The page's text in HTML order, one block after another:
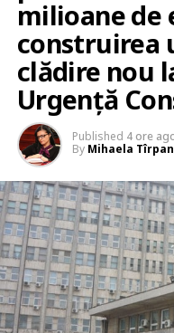
milioane de
construirea
clădire nou
Urgență
Published 4 ore
By Mihaela Tîrpan